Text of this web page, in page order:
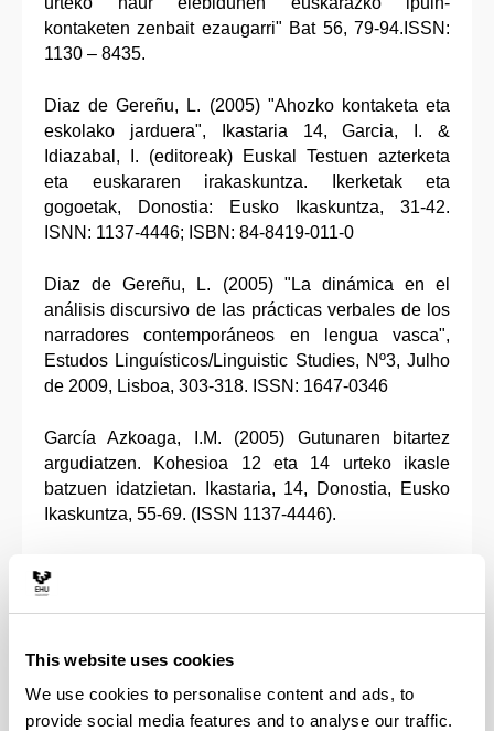
This website uses cookies
We use cookies to personalise content and ads, to
provide social media features and to analyse our traffic.
kontaketen zenbait ezaugarri" Bat 56, 79-94.ISSN:
1130 – 8435.
Diaz de Gereñu, L. (2005) "Ahozko kontaketa eta
eskolako jarduera", Ikastaria 14, Garcia, I. &
Idiazabal, I. (editoreak) Euskal Testuen azterketa
eta euskararen irakaskuntza. Ikerketak eta
gogoetak, Donostia: Eusko Ikaskuntza, 31-42.
ISNN: 1137-4446; ISBN: 84-8419-011-0
Diaz de Gereñu, L. (2005) "La dinámica en el
análisis discursivo de las prácticas verbales de los
narradores contemporáneos en lengua vasca",
Estudos Linguísticos/Linguistic Studies, Nº3, Julho
de 2009, Lisboa, 303-318. ISSN: 1647-0346
García Azkoaga, I.M. (2005) Gutunaren bitartez
argudiatzen. Kohesioa 12 eta 14 urteko ikasle
batzuen idatzietan. Ikastaria, 14, Donostia, Eusko
Ikaskuntza, 55-69. (ISSN 1137-4446).
urteko bi ikasle talde elebidunetan. Azterketa eta
didaktika", Ikastaria, 14, 43-54. Donostia, Eusko
Idiazabal, I. & Garcia Azkoaga, I. (Eds.) (2005)
Euskal Testuen Azterketa eta Euskararen